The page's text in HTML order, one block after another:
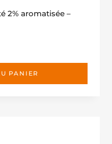
2% aromatisée –
PANIER